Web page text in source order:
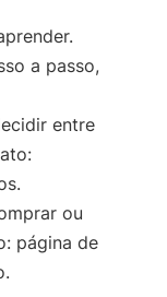
a passo,
entre
ou
página de